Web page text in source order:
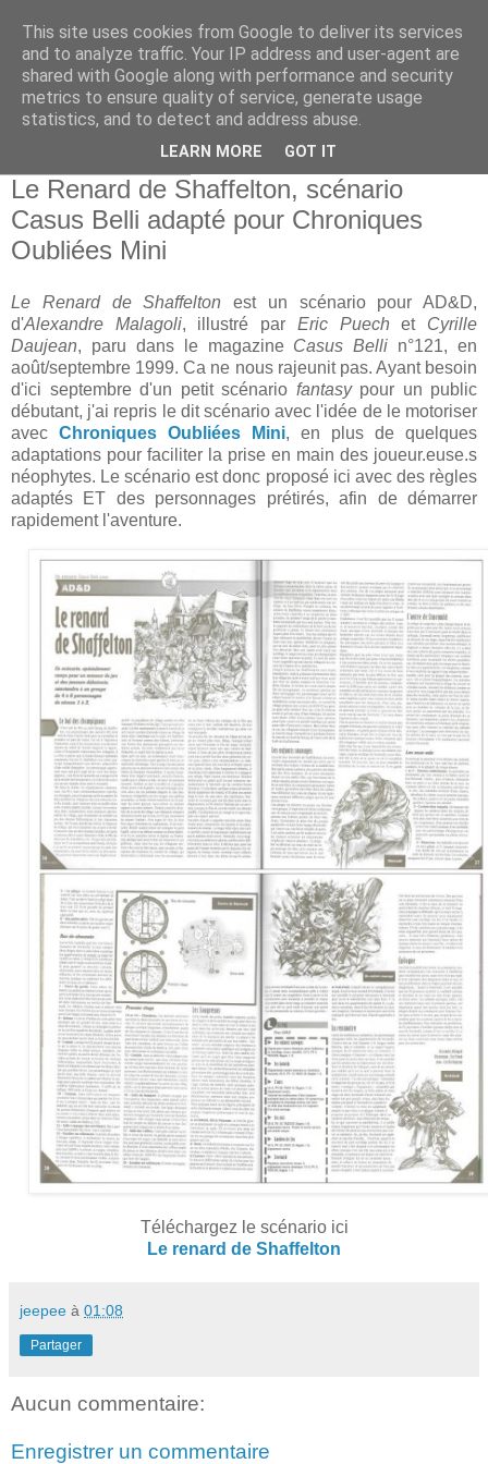
Le Renard de Shaffelton, scénario
Casus Belli adapté pour Chroniques
Oubliées Mini
Le Renard de Shaffelton est un scénario pour AD&D,
d'Alexandre Malagoli, illustré par Eric Puech et Cyrille
Daujean, paru dans le magazine Casus Belli n°121, en
août/septembre 1999. Ca ne nous rajeunit pas. Ayant besoin
d'ici septembre d'un petit scénario fantasy pour un public
débutant, j'ai repris le dit scénario avec l'idée de le motoriser
avec Chroniques Oubliées Mini, en plus de quelques
adaptations pour faciliter la prise en main des joueur.euse.s
néophytes. Le scénario est donc proposé ici avec des règles
adaptés ET des personnages prétirés, afin de démarrer
rapidement l'aventure.
Téléchargez le scénario ici
Le renard de Shaffelton
jeepee à 01:08
Partager
Aucun commentaire:
Enregistrer un commentaire
This site uses cookies from Google to deliver its services
and to analyze traffic. Your IP address and user-agent are
shared with Google along with performance and security
metrics to ensure quality of service, generate usage
statistics, and to detect and address abuse.
LEARN MORE GOT IT